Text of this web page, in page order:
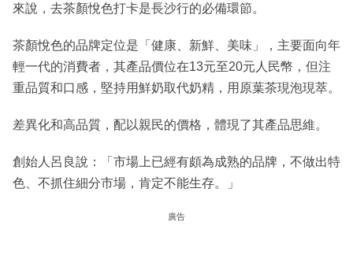
來說，去茶顏悅色打卡是長沙行的必備環節。
茶顏悅色的品牌定位是「健康、新鮮、美味」，主要面向年
輕一代的消費者，其產品價位在13元至20元人民幣，但注
重品質和口感，堅持用鮮奶取代奶精，用原葉茶現泡現萃。
差異化和高品質，配以親民的價格，體現了其產品思維。
創始人呂良說：「市場上已經有頗為成熟的品牌，不做出特
色、不抓住細分市場，肯定不能生存。」
廣告